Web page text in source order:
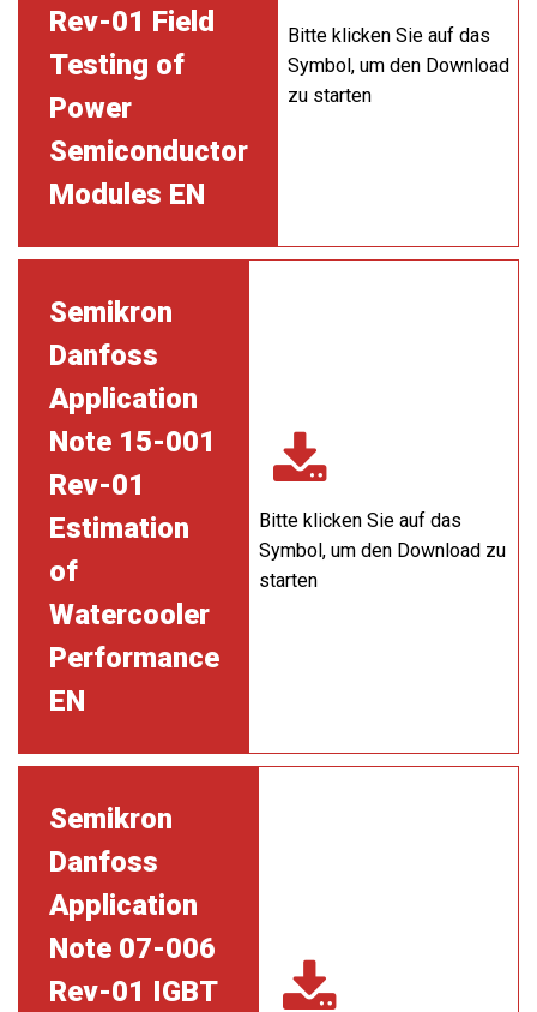
Rev-01 Field
Testing of
Power
Semiconductor
Modules EN
Bitte klicken Sie auf das
Symbol, um den Download
zu starten
Semikron
Danfoss
Application
Note 15-001
Rev-01
Estimation
of
Watercooler
Performance
EN
Bitte klicken Sie auf das
Symbol, um den Download zu
starten
Semikron
Danfoss
Application
Note 07-006
Rev-01 IGBT